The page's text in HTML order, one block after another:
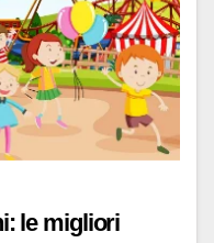
le migliori